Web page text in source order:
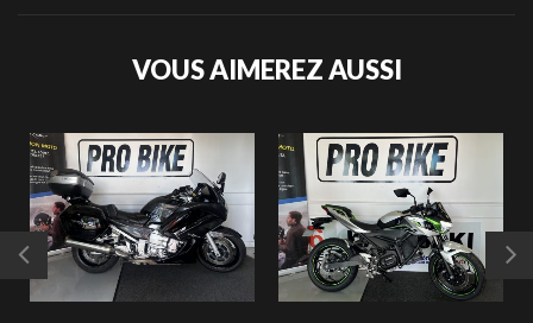
VOUS AIMEREZ AUSSI